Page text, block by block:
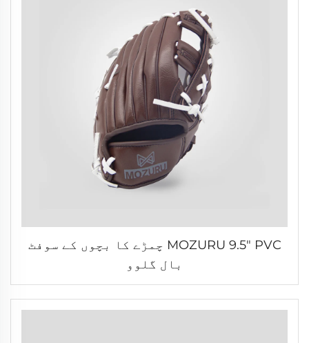
MOZURU 9.5" PVC چمڑے کا بچوں کے سوفٹ
بال گلوو